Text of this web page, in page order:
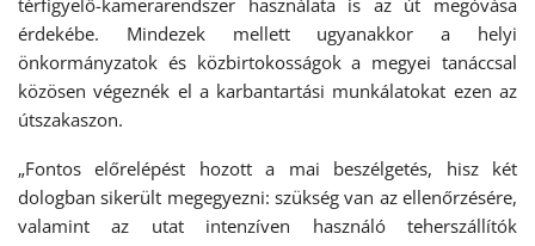
térfigyelő-kamerarendszer használata is az út megóvása
érdekébe. Mindezek mellett ugyanakkor a helyi
önkormányzatok és közbirtokosságok a megyei tanáccsal
közösen végeznék el a karbantartási munkálatokat ezen az
útszakaszon.
„Fontos előrelépést hozott a mai beszélgetés, hisz két
dologban sikerült megegyezni: szükség van az ellenőrzésére,
valamint az utat intenzíven használó teherszállítók